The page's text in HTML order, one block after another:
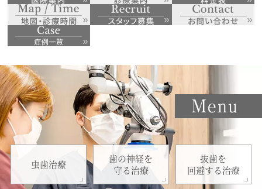
虫歯治療
歯の神経を
守る治療
抜歯を
回避する治療